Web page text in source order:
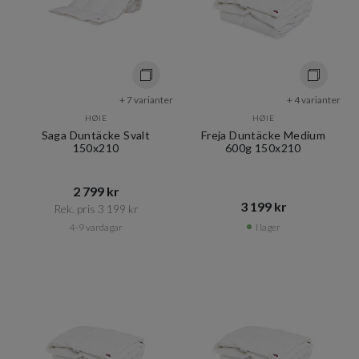
+ 7 varianter
HØIE
Saga Duntäcke Svalt
150x210
2 799 kr​​
Rek. pris 3 199 kr​​
4-9 vardagar
+ 4 varianter
HØIE
Freja Duntäcke Medium
600g 150x210
3 199 kr​​
I lager